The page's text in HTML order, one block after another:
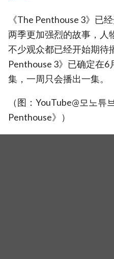
《The Penthouse 3》已
两季更加强烈的故事，人
不少观众都已经开始期待
Penthouse 3》已确定在
集，一周只会播出一集。
（图：YouTube@모노튜
Penthouse》）